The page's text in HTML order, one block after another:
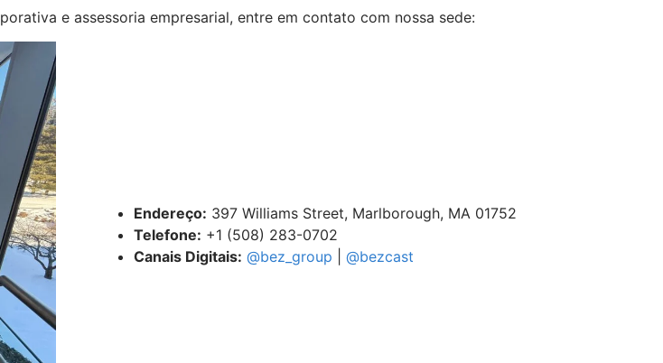
e assessoria empresarial, entre em contato com nossa sede:
Endereço: 397 Williams Street, Marlborough, MA 01752
Telefone: +1 (508) 283-0702
Canais Digitais: @bez_group @bezcast